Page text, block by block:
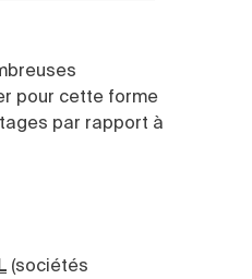
pour cette forme
par rapport à
(sociétés